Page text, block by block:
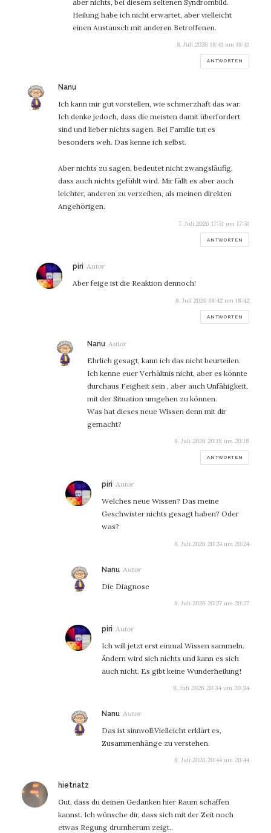
aber nichts, bei diesem seltenen Syndrombild.
Heilung habe ich nicht erwartet, aber vielleicht
einen Austausch mit anderen Betroffenen.
8. Juli 2026 18:41 um 18:41
ANTWORTEN
Nanusagt:
Ich kann mir gut vorstellen, wie schmerzhaft das war.
Ich denke jedoch, dass die meisten damit überfordert
sind und lieber nichts sagen. Bei Familie tut es
besonders weh. Das kenne ich selbst.
Aber nichts zu sagen, bedeutet nicht zwangsläufig,
dass auch nichts gefühlt wird. Mir fällt es aber auch
leichter, anderen zu verzeihen, als meinen direkten
Angehörigen.
7. Juli 2026 17:51 um 17:51
ANTWORTEN
piri sagt:
Aber feige ist die Reaktion dennoch!
8. Juli 2026 18:42 um 18:42
ANTWORTEN
Nanu sagt:
Ehrlich gesagt, kann ich das nicht beurteilen.
Ich kenne euer Verhältnis nicht, aber es könnte
durchaus Feigheit sein , aber auch Unfähigkeit,
mit der Situation umgehen zu können.
Was hat dieses neue Wissen denn mit dir
gemacht?
8. Juli 2026 20:18 um 20:18
ANTWORTEN
piri sagt:
Welches neue Wissen? Das meine
Geschwister nichts gesagt haben? Oder
was?
8. Juli 2026 20:24 um 20:24
Nanu sagt:
Die Diagnose
8. Juli 2026 20:27 um 20:27
piri sagt:
Ich will jetzt erst einmal Wissen sammeln.
Ändern wird sich nichts und kann es sich
auch nicht. Es gibt keine Wunderheilung!
8. Juli 2026 20:34 um 20:34
Nanu sagt:
Das ist sinnvoll.Vielleicht erklärt es,
Zusammenhänge zu verstehen.
8. Juli 2026 20:44 um 20:44
hietnatz
Gut, dass du deinen Gedanken hier Raum schaffen
kannst. Ich wünsche dir, dass sich mit der Zeit noch
etwas Regung drumherum zeigt..